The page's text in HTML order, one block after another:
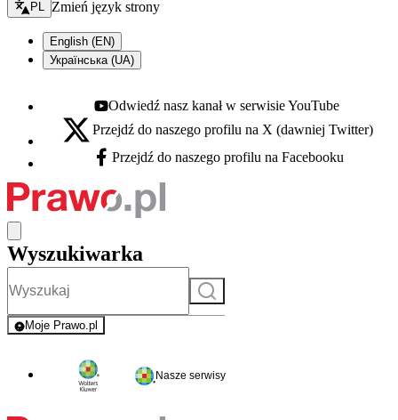
Zmień język - bieżący:
PL Zmień język strony
English (EN)
Українська (UA)
Youtube - otwiera się w nowej karcie
Odwiedź nasz kanał w serwisie YouTube
X - otwiera się w nowej karcie
Przejdź do naszego profilu na X (dawniej Twitter)
Facebook - otwiera się w nowej karcie
Przejdź do naszego profilu na Facebooku
Wyszukiwarka
Szukaj
Moje Prawo.pl
- rejestracja i logowanie do serwisu
Nasze serwisy